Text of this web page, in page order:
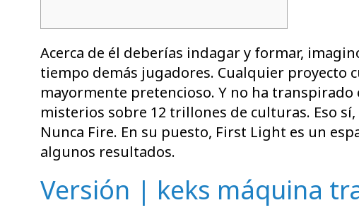
Acerca de él deberías indagar y formar,
tiempo demás jugadores. Cualquier proyecto
mayormente pretencioso. Y no ha transpirado
misterios sobre 12 trillones de culturas. Eso
Nunca Fire. En su puesto, First Light es un
algunos resultados.
Versión | keks máquina